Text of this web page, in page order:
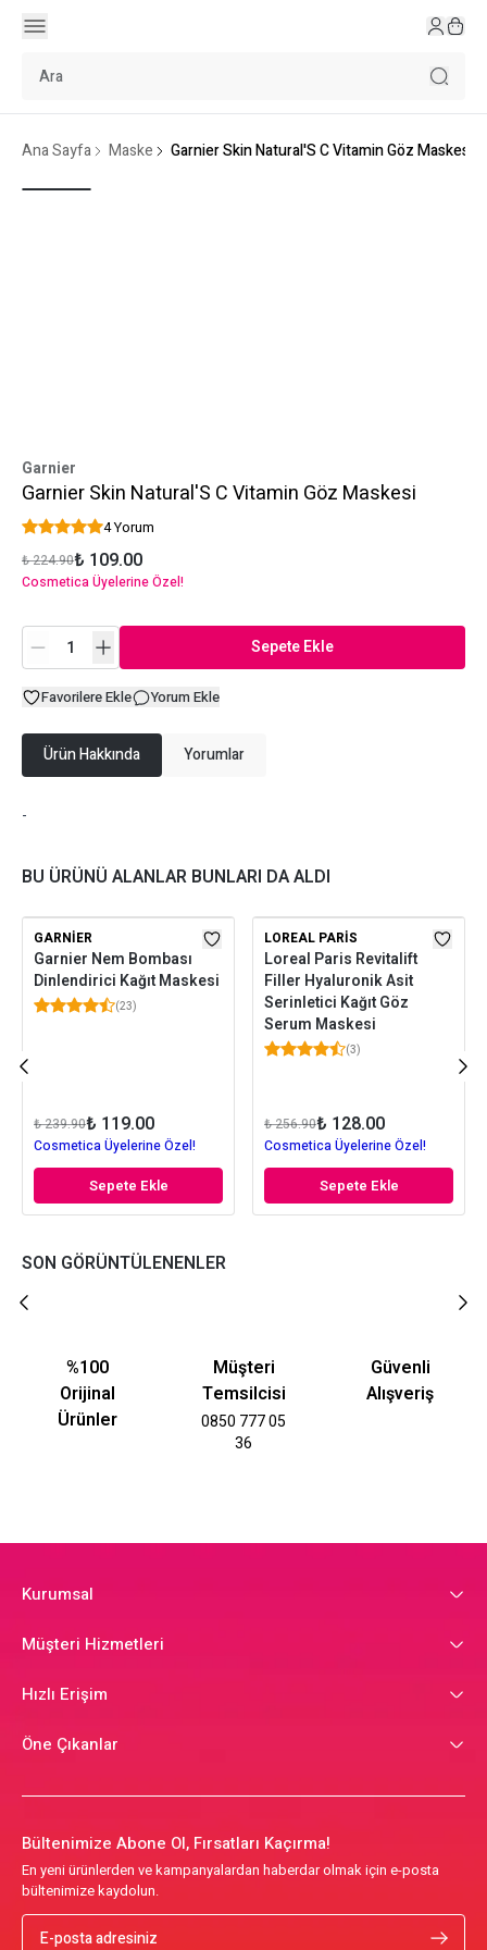
Ana Sayfa Maske Garnier Skin Natural'S C Vitamin Göz Maskesi
Garnier
Garnier Skin Natural'S C Vitamin Göz Maskesi
4 Yorum
₺ 224.90₺ 109.00
Cosmetica Üyelerine Özel!
Sepete Ekle
Favorilere Ekle Yorum Ekle
Ürün Hakkında Yorumlar
-
BU ÜRÜNÜ ALANLAR BUNLARI DA ALDI
GARNIER
Garnier Nem Bombası
Dinlendirici Kağıt Maskesi
(23)
₺ 239.90₺ 119.00
Cosmetica Üyelerine Özel!
Sepete Ekle
LOREAL PARIS
Loreal Paris Revitalift
Filler Hyaluronik Asit
Serinletici Kağıt Göz
Serum Maskesi
(3)
₺ 256.90₺ 128.00
Cosmetica Üyelerine Özel!
Sepete Ekle
SON GÖRÜNTÜLENENLER
%100
Orijinal
Ürünler
Müşteri
Temsilcisi
0850 777 05
36
Güvenli
Alışveriş
Kurumsal
Müşteri Hizmetleri
Hızlı Erişim
Öne Çıkanlar
Bültenimize Abone Ol, Fırsatları Kaçırma!
En yeni ürünlerden ve kampanyalardan haberdar olmak için e-posta
bültenimize kaydolun.